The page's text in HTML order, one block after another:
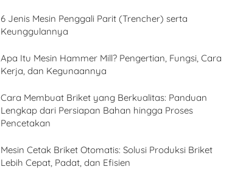
6 Jenis Mesin Penggali Parit (Trencher) serta
Keunggulannya
Apa Itu Mesin Hammer Mill? Pengertian, Fungsi, Cara
Kerja, dan Kegunaannya
Cara Membuat Briket yang Berkualitas: Panduan
Lengkap dari Persiapan Bahan hingga Proses
Pencetakan
Mesin Cetak Briket Otomatis: Solusi Produksi Briket
Lebih Cepat, Padat, dan Efisien